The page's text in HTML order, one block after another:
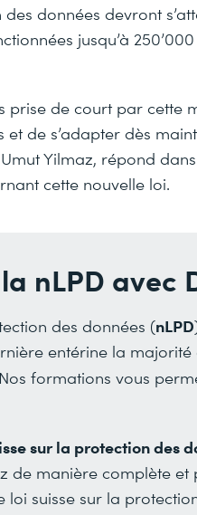
données devront
jusqu’à
prise de court par cette
de s’adapter dès
Yilmaz, répond
cette nouvelle loi.
nLPD avec
des données (nLPD
entérine la
formations vous
sur la protection des
de manière complète et
suisse sur la